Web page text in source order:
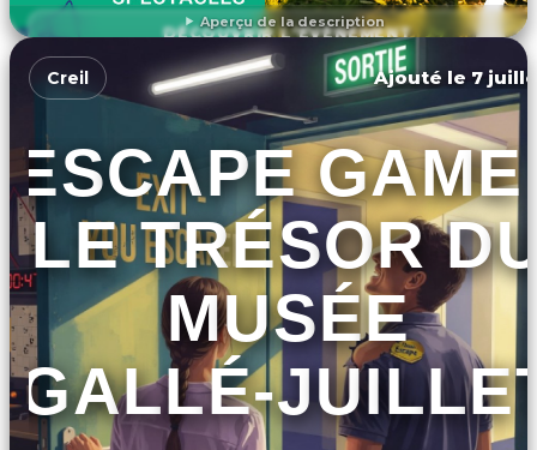
Aperçu de la description
DÉCOUVRIR L'ÉVÉNEMENT
Creil Ajouté le 7
ESCAPE
LE TRÉSOR
MUSÉE
GALLÉ-